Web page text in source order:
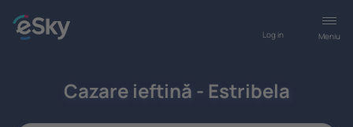
Meniu
Log in
Cazare ieftină - Estribela